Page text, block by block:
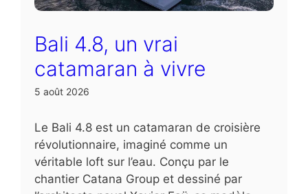
Bali 4.8, un vrai
catamaran à vivre
5 août 2026
Le Bali 4.8 est un catamaran de croisière
révolutionnaire, imaginé comme un
véritable loft sur l’eau. Conçu par le
chantier Catana Group et dessiné par